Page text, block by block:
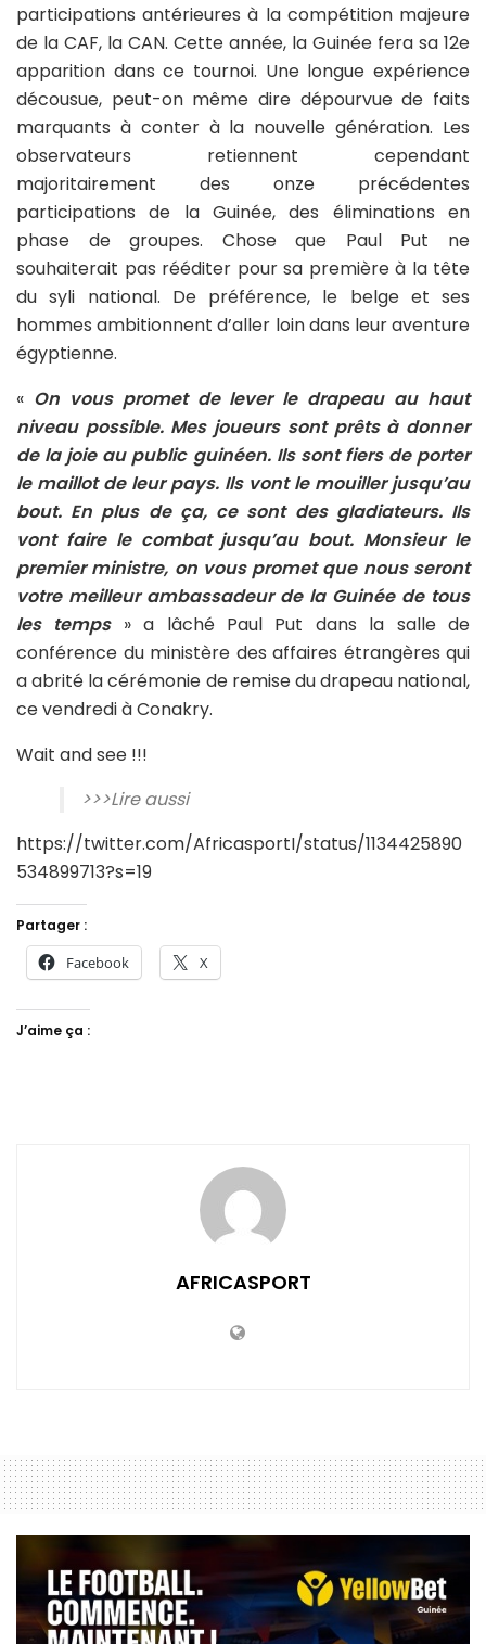
participations antérieures à la compétition majeure
de la CAF, la CAN. Cette année, la Guinée fera sa 12e
apparition dans ce tournoi. Une longue expérience
décousue, peut-on même dire dépourvue de faits
marquants à conter à la nouvelle génération. Les
observateurs retiennent cependant
majoritairement des onze précédentes
participations de la Guinée, des éliminations en
phase de groupes. Chose que Paul Put ne
souhaiterait pas rééditer pour sa première à la tête
du syli national. De préférence, le belge et ses
hommes ambitionnent d’aller loin dans leur aventure
égyptienne.
« On vous promet de lever le drapeau au haut
niveau possible. Mes joueurs sont prêts à donner
de la joie au public guinéen. Ils sont fiers de porter
le maillot de leur pays. Ils vont le mouiller jusqu’au
bout. En plus de ça, ce sont des gladiateurs. Ils
vont faire le combat jusqu’au bout. Monsieur le
premier ministre, on vous promet que nous seront
votre meilleur ambassadeur de la Guinée de tous
les temps» a lâché Paul Put dans la salle de
conférence du ministère des affaires étrangères qui
a abrité la cérémonie de remise du drapeau national,
ce vendredi à Conakry.
Wait and see !!!
>>>Lire aussi
https://twitter.com/AfricasportI/status/1134425890
534899713?s=19
Partager :
Facebook X
J’aime ça :
AFRICASPORT